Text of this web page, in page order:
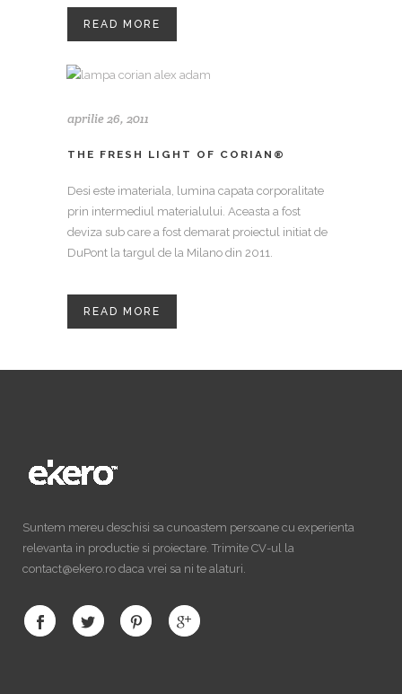
READ MORE
aprilie 26, 2011
THE FRESH LIGHT OF CORIAN®
Desi este imateriala, lumina capata corporalitate
prin intermediul materialului. Aceasta a fost
deviza sub care a fost demarat proiectul initiat de
DuPont la targul de la Milano din 2011.
READ MORE
Suntem mereu deschisi sa cunoastem persoane cu experienta
relevanta in productie si proiectare. Trimite CV-ul la
contact@ekero.ro daca vrei sa ni te alaturi.